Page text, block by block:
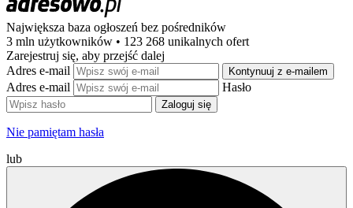
Największa baza ogłoszeń bez pośredników
3 mln użytkowników • 123 268 unikalnych ofert
Zarejestruj się, aby przejść dalej
Adres e-mail
Kontynuuj z e-mailem
Adres e-mail Hasło
Zaloguj się
Nie pamiętam hasła
lub